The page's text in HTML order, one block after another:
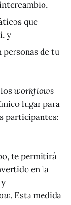
que
y
de tu
workflows
lugar para
participantes:
te permitirá
en la
Esta medida